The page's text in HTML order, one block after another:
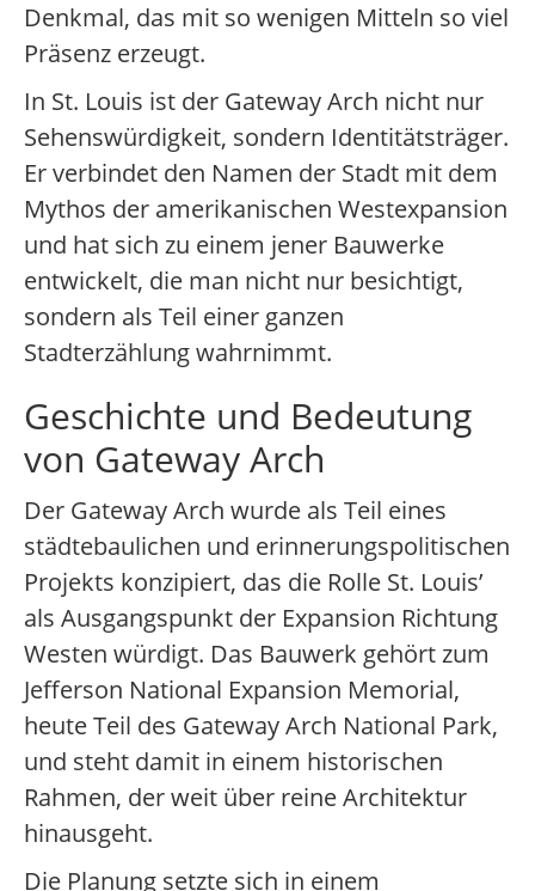
Denkmal, das mit so wenigen Mitteln so viel
Präsenz erzeugt.
In St. Louis ist der Gateway Arch nicht nur
Sehenswürdigkeit, sondern Identitätsträger.
Er verbindet den Namen der Stadt mit dem
Mythos der amerikanischen Westexpansion
und hat sich zu einem jener Bauwerke
entwickelt, die man nicht nur besichtigt,
sondern als Teil einer ganzen
Stadterzählung wahrnimmt.
Geschichte und Bedeutung
von Gateway Arch
Der Gateway Arch wurde als Teil eines
städtebaulichen und erinnerungspolitischen
Projekts konzipiert, das die Rolle St. Louis’
als Ausgangspunkt der Expansion Richtung
Westen würdigt. Das Bauwerk gehört zum
Jefferson National Expansion Memorial,
heute Teil des Gateway Arch National Park,
und steht damit in einem historischen
Rahmen, der weit über reine Architektur
hinausgeht.
Die Planung setzte sich in einem